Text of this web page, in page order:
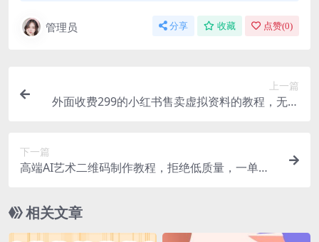
管理员 分享 收藏 点赞(0)
上一篇
外面收费299的小红书售卖虚拟资料的教程，无脑
下一篇
高端AI艺术二维码制作教程，拒绝低质量，一单收
相关文章